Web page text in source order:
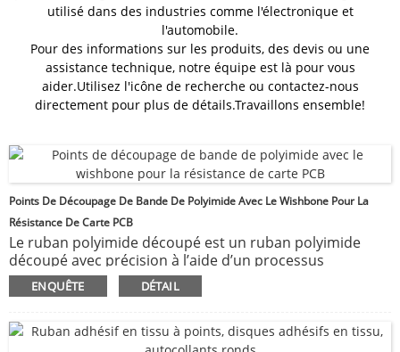
utilisé dans des industries comme l'électronique et
l'automobile.
Pour des informations sur les produits, des devis ou une
assistance technique, notre équipe est là pour vous
aider.Utilisez l'icône de recherche ou contactez-nous
directement pour plus de détails.Travaillons ensemble!
Points De Découpage De Bande De Polyimide Avec Le Wishbone Pour La
Résistance De Carte PCB
Le ruban polyimide découpé est un ruban polyimide
découpé avec précision à l’aide d’un processus
spécialisé.Il offre d'excellentes propriétés d'isolation
thermique et électrique, ce qui le rend idéal pour la
température.Nous fournissons des services OEM et
ENQUÊTE DÉTAIL